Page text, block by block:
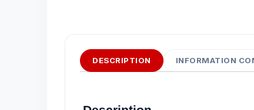
DESCRIPTION INFORMATION